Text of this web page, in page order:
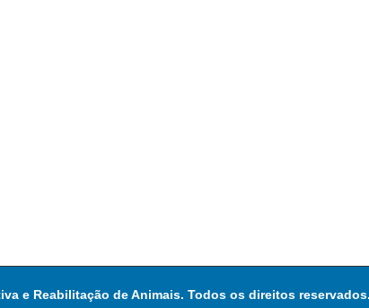
e Reabilitação de Animais. Todos os direitos